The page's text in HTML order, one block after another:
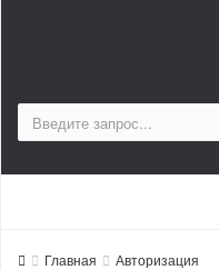
Главная Авторизация